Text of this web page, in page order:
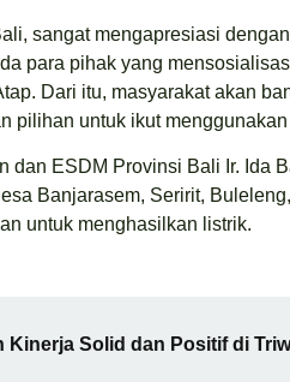
sangat mengapresiasi
para pihak yang
Dari itu, masyarakat akan
pilihan untuk ikut
dan ESDM Provinsi Bali Ir. Ida
Banjarasem, Seririt,
untuk menghasilkan listrik.
Kinerja Solid dan Positif di